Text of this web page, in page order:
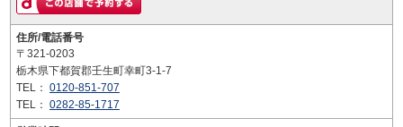
住所/電話番号
〒321-0203
栃木県下都賀郡壬生町幸町3-1-7
TEL： 0120-851-707
TEL： 0282-85-1717